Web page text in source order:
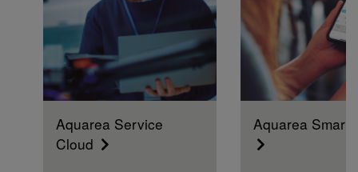
Aquarea Service
Cloud
Aquarea Smart